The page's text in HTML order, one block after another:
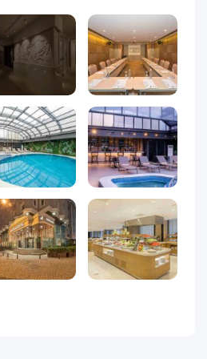
هتل گلدن ایج استانبول (Golden Age Hotel Istanbul)
هتل‌های ۴ ستاره محبوب در قلب منطقه پرجنب‌وجوش
است. این هتل به دلیل موقعیت
میدان تکسیم، بین گردشگران ایرانی
پرطرفدار است. دسترسی آسان به خیابان
ایستگاه مترو، رستوران‌ها و
شده این هتل انتخابی هوشمندانه
دکوراسیون داخلی هتل ترکیبی از
فرهنگ ترکی است و از همان بدو ورود
آرامش و مهمان‌نوازی را تجربه
صمیمی و امکانات رفاهی کامل،
مهمانان فراهم می‌کند.
با ارائه